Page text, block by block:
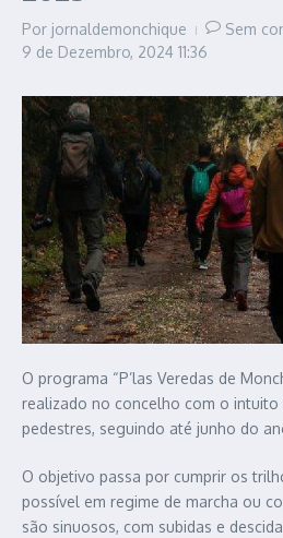
Por jornaldemonchique
Sem
9 de Dezembro, 2024 11:36
O programa “P’las Veredas de
realizado no concelho com o
pedestres, seguindo até junho do
O objetivo passa por cumprir os
possível em regime de marcha ou
são sinuosos, com subidas e